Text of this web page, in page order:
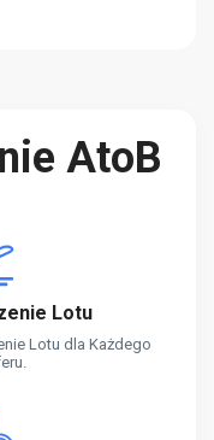
AtoB
Lotu
Lotu dla Każdego